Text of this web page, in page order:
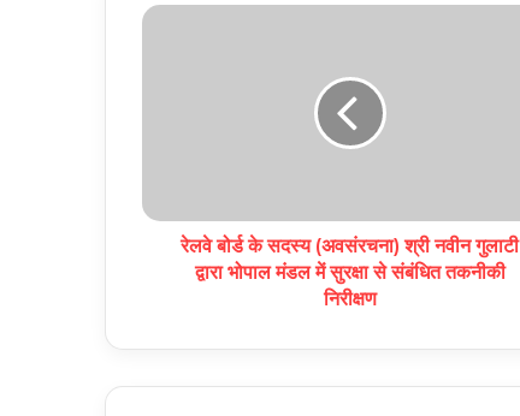
रेलवे बोर्ड के सदस्य (अवसंरचना) श्री नवीन गुलाटी
द्वारा भोपाल मंडल में सुरक्षा से संबंधित तकनीकी
निरीक्षण